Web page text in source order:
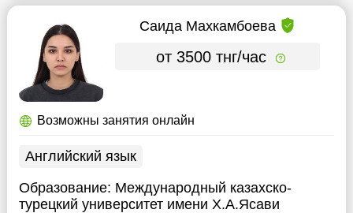
Саида Махкамбоева
от 3500 тнг/час
Возможны занятия онлайн
Английский язык
Образование: Международный казахско-
турецкий университет имени Х.А.Ясави